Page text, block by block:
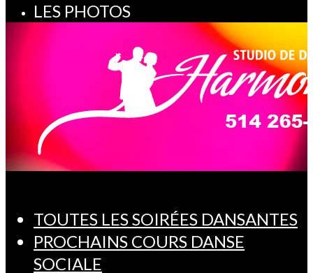
LES PHOTOS
TOUTES LES SOIRÉES DANSANTES
PROCHAINS COURS DANSE
SOCIALE